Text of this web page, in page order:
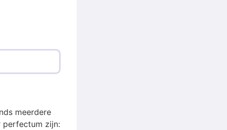
meerdere
perfectum zijn: